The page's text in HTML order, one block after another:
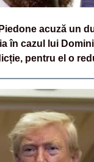
acuză un
în cazul lui
pentru el o